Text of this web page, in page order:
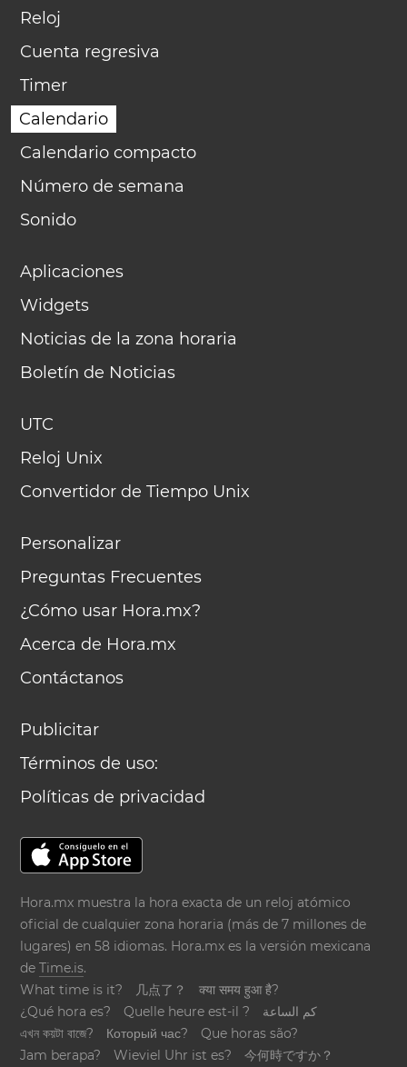
Reloj
Cuenta regresiva
Timer
Calendario
Calendario compacto
Número de semana
Sonido
Aplicaciones
Widgets
Noticias de la zona horaria
Boletín de Noticias
UTC
Reloj Unix
Convertidor de Tiempo Unix
Personalizar
Preguntas Frecuentes
¿Cómo usar Hora.mx?
Acerca de Hora.mx
Contáctanos
Publicitar
Términos de uso:
Políticas de privacidad
Hora.mx muestra la hora exacta de un reloj atómico
oficial de cualquier zona horaria (más de 7 millones de
lugares) en 58 idiomas. Hora.mx es la versión mexicana
deTime.is.
What time is it?
几点了？
क्या समय हुआ है?
¿Qué hora es?
Quelle heure est-il ?
كم الساعة
এখন কয়টা বাজে?
Который час?
Que horas são?
Jam berapa?
Wieviel Uhr ist es?
今何時ですか？